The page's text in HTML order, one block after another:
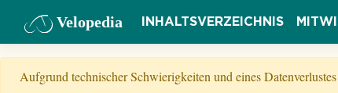
Velopedia INHALTSVERZEICHNIS
Aufgrund technischer Schwierigkeiten und eines